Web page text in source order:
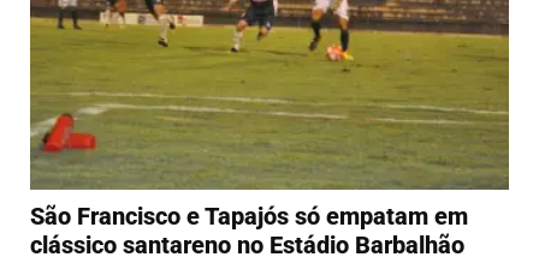
São Francisco e Tapajós só empatam em
clássico santareno no Estádio Barbalhão